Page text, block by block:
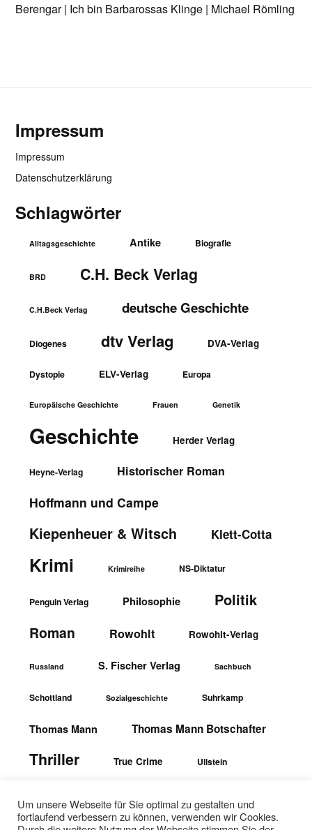
Berengar | Ich bin Barbarossas Klinge | Michael Römling
Impressum
Impressum
Datenschutzerklärung
Schlagwörter
Alltagsgeschichte Antike Biografie
BRD C.H. Beck Verlag
C.H.Beck Verlag deutsche Geschichte
Diogenes dtv Verlag DVA-Verlag
Dystopie ELV-Verlag Europa
Europäische Geschichte Frauen Genetik
Geschichte Herder Verlag
Heyne-Verlag Historischer Roman
Hoffmann und Campe
Kiepenheuer & Witsch Klett-Cotta
Krimi Krimireihe NS-Diktatur
Penguin Verlag Philosophie Politik
Roman Rowohlt Rowohlt-Verlag
Russland S. Fischer Verlag Sachbuch
Schottland Sozialgeschichte Suhrkamp
Thomas Mann Thomas Mann Botschafter
Thriller True Crime Ullstein
Um unsere Webseite für Sie optimal zu gestalten und
fortlaufend verbessern zu können, verwenden wir Cookies.